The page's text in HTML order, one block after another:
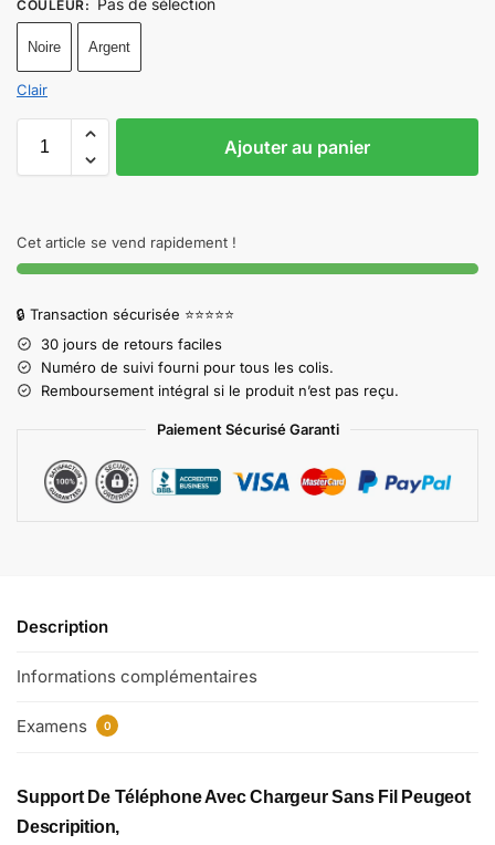
COULEUR:
Noire Argent
Clair
Ajouter au panier
Cet article se vend rapidement !
🔒 Transaction sécurisée ⭐⭐⭐⭐⭐
30 jours de retours faciles
Numéro de suivi fourni pour tous les colis.
Remboursement intégral si le produit n’est pas reçu.
Paiement Sécurisé Garanti
Description
Informations complémentaires
Examens 0
Support De Téléphone Avec Chargeur Sans Fil Peugeot
Descripition,